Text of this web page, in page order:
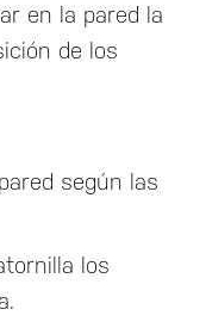
en la pared la
de los
según las
los